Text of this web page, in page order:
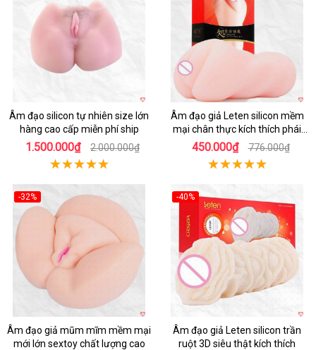
Âm đạo silicon tự nhiên size lớn
hàng cao cấp miễn phí ship
1.500.000₫ 2.000.000₫
Âm đạo giả Leten silicon mềm
mại chân thực kích thích phái
mạnh
450.000₫ 776.000₫
-32%
Hot
Âm đạo giả mũm mĩm mềm mại
mới lớn sextoy chất lượng cao
-40%
Âm đạo giả Leten silicon trần
ruột 3D siêu thật kích thích